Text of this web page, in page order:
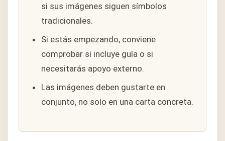
si sus imágenes siguen símbolos
tradicionales.
Si estás empezando, conviene
comprobar si incluye guía o si
necesitarás apoyo externo.
Las imágenes deben gustarte en
conjunto, no solo en una carta concreta.